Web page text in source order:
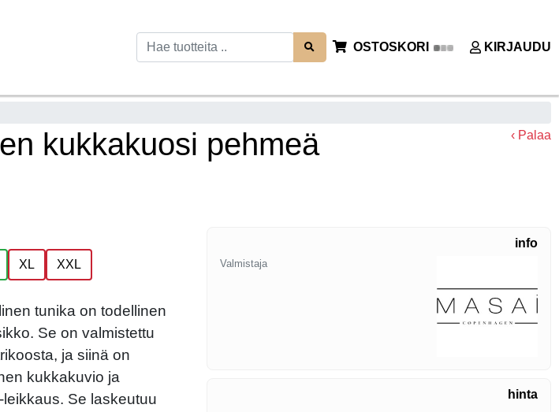
OSTOSKORI KIRJAUDU
kukkakuosi pehmeä
‹ Palaa
XL XXL
tunika on todellinen
Se on valmistettu
ja siinä on
kukkakuvio ja
leikkaus. Se laskeutuu
info
Valmistaja
hinta